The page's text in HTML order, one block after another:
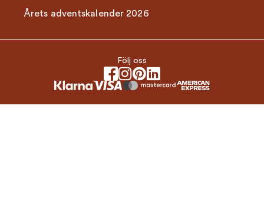
Årets adventskalender 2026
Följ oss